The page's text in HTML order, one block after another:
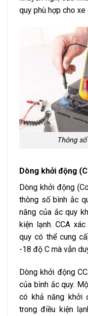
quy phù hợp cho xe
Thông
Dòng khởi động
Dòng khởi động
thông số bình ắc
năng của ắc quy
kiện lạnh. CCA
quy có thể cung
-18 độ C mà vẫn
Dòng khởi động
của bình ắc quy.
có khả năng khởi
trong điều kiện